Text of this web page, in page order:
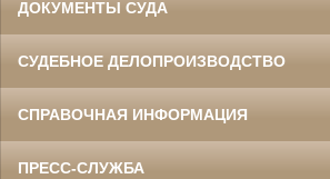
ДОКУМЕНТЫ СУДА
СУДЕБНОЕ ДЕЛОПРОИЗВОДСТВО
СПРАВОЧНАЯ ИНФОРМАЦИЯ
ПРЕСС-СЛУЖБА